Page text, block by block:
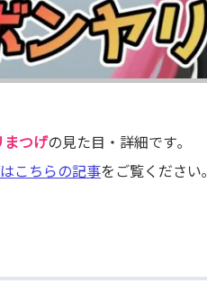
まつげの見た目・詳細です｡
はこちらの記事をご覧ください｡